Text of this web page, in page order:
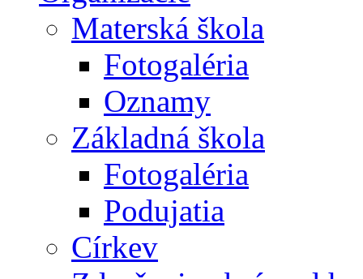
Materská škola
Fotogaléria
Oznamy
Základná škola
Fotogaléria
Podujatia
Církev